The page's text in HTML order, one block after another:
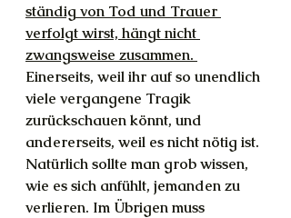
ständig von Tod und Trauer
verfolgt wirst, hängt nicht
zwangsweise zusammen.
Einerseits, weil ihr auf so unendlich
viele vergangene Tragik
zurückschauen könnt, und
andererseits, weil es nicht nötig ist.
Natürlich sollte man grob wissen,
wie es sich anfühlt, jemanden zu
verlieren. Im Übrigen muss